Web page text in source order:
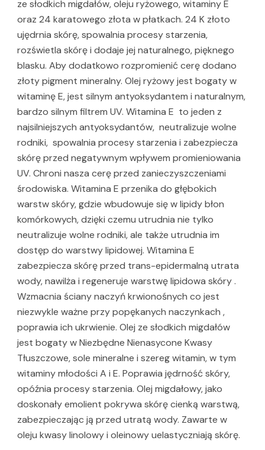
ze słodkich migdałów, oleju ryżowego, witaminy E
oraz 24 karatowego złota w płatkach. 24 K złoto
ujędrnia skórę, spowalnia procesy starzenia,
rozświetla skórę i dodaje jej naturalnego, pięknego
blasku. Aby dodatkowo rozpromienić cerę dodano
złoty pigment mineralny. Olej ryżowy jest bogaty w
witaminę E, jest silnym antyoksydantem i naturalnym,
bardzo silnym filtrem UV. Witamina E to jeden z
najsilniejszych antyoksydantów, neutralizuje wolne
rodniki, spowalnia procesy starzenia i zabezpiecza
skórę przed negatywnym wpływem promieniowania
UV. Chroni nasza cerę przed zanieczyszczeniami
środowiska. Witamina E przenika do głębokich
warstw skóry, gdzie wbudowuje się w lipidy błon
komórkowych, dzięki czemu utrudnia nie tylko
neutralizuje wolne rodniki, ale także utrudnia im
dostęp do warstwy lipidowej. Witamina E
zabezpiecza skórę przed trans-epidermalną utrata
wody, nawilża i regeneruje warstwę lipidowa skóry .
Wzmacnia ściany naczyń krwionośnych co jest
niezwykle ważne przy popękanych naczynkach ,
poprawia ich ukrwienie. Olej ze słodkich migdałów
jest bogaty w Niezbędne Nienasycone Kwasy
Tłuszczowe, sole mineralne i szereg witamin, w tym
witaminy młodości A i E. Poprawia jędrność skóry,
opóźnia procesy starzenia. Olej migdałowy, jako
doskonały emolient pokrywa skórę cienką warstwą,
zabezpieczając ją przed utratą wody. Zawarte w
oleju kwasy linolowy i oleinowy uelastyczniają skórę.